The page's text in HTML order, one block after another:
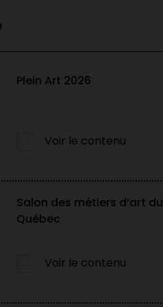
vos
grâce à la
Plein Art 2026
Voir le contenu
Salon des métiers d’art du
Québec
Voir le contenu